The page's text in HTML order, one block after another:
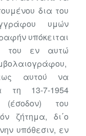
δια του
υμών
υπόκειται
του εν αυτώ
αυτού να
τη 13-7-1954
(έσοδον) του
ζήτημα, δι΄ο
υπόθεσιν, εν